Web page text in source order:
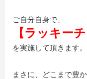
ご自分自身で、
【ラッキー
を実施して頂きます。
まさに、どこまで豊